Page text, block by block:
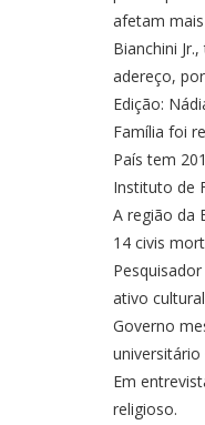
afetam
Bianchini
adereço,
Edição:
Família foi
País tem
Instituto de
A região da
14 civis
ativo
Governo
universitário
Em
religioso.